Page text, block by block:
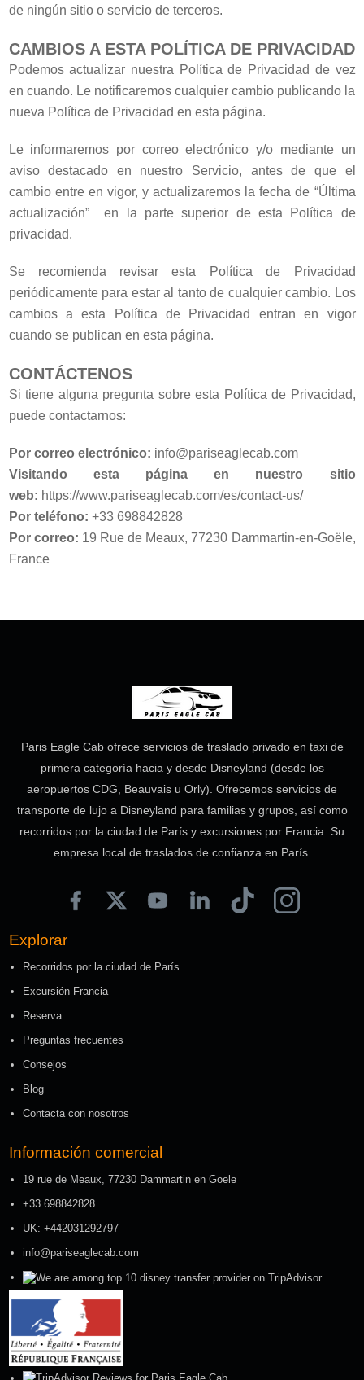
de ningún sitio o servicio de terceros.
CAMBIOS A ESTA POLÍTICA DE PRIVACIDAD
Podemos actualizar nuestra Política de Privacidad de vez
en cuando. Le notificaremos cualquier cambio publicando la
nueva Política de Privacidad en esta página.
Le informaremos por correo electrónico y/o mediante un
aviso destacado en nuestro Servicio, antes de que el
cambio entre en vigor, y actualizaremos la fecha de “Última
actualización” en la parte superior de esta Política de
privacidad.
Se recomienda revisar esta Política de Privacidad
periódicamente para estar al tanto de cualquier cambio. Los
cambios a esta Política de Privacidad entran en vigor
cuando se publican en esta página.
CONTÁCTENOS
Si tiene alguna pregunta sobre esta Política de Privacidad,
puede contactarnos:
Por correo electrónico: info@pariseaglecab.com
Visitando esta página en nuestro sitio
web: https://www.pariseaglecab.com/es/contact-us/
Por teléfono: +33 698842828
Por correo: 19 Rue de Meaux, 77230 Dammartin-en-Goële,
France
Paris Eagle Cab ofrece servicios de traslado privado en taxi de
primera categoría hacia y desde Disneyland (desde los
aeropuertos CDG, Beauvais u Orly). Ofrecemos servicios de
transporte de lujo a Disneyland para familias y grupos, así como
recorridos por la ciudad de París y excursiones por Francia. Su
empresa local de traslados de confianza en París.
Explorar
Recorridos por la ciudad de París
Excursión Francia
Reserva
Preguntas frecuentes
Consejos
Blog
Contacta con nosotros
Información comercial
19 rue de Meaux, 77230 Dammartin en Goele
+33 698842828
UK: +442031292797
info@pariseaglecab.com